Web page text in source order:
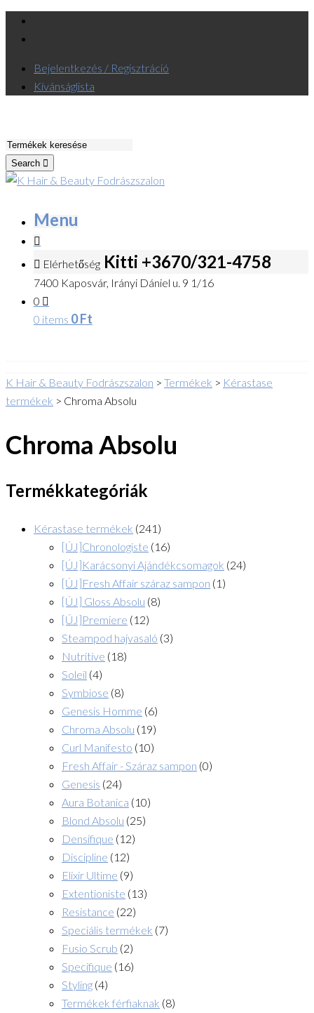
Bejelentkezés / Regisztráció
Kívánságlista
Search
Menu
Elérhetőség Kitti +3670/321-4758
7400 Kaposvár, Irányi Dániel u. 9 1/16
0
0 items 0Ft
K Hair & Beauty Fodrászszalon > Termékek > Kérastase
termékek > Chroma Absolu
Chroma Absolu
Termékkategóriák
Kérastase termékek (241)
[ÚJ]Chronologiste (16)
[ÚJ]Karácsonyi Ajándékcsomagok (24)
[ÚJ]Fresh Affair száraz sampon (1)
[ÚJ] Gloss Absolu (8)
[ÚJ]Premiere (12)
Steampod hajvasaló (3)
Nutritive (18)
Soleil (4)
Symbiose (8)
Genesis Homme (6)
Chroma Absolu (19)
Curl Manifesto (10)
Fresh Affair - Száraz sampon (0)
Genesis (24)
Aura Botanica (10)
Blond Absolu (25)
Densifique (12)
Discipline (12)
Elixir Ultime (9)
Extentioniste (13)
Resistance (22)
Speciális termékek (7)
Fusio Scrub (2)
Specifique (16)
Styling (4)
Termékek férfiaknak (8)